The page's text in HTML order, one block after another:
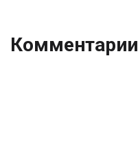
Комментарии